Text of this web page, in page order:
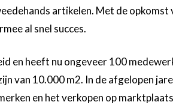
artikelen. Met de opkomst
al snel succes.
en heeft nu ongeveer 100
van 10.000 m2. In de afgelopen
en het verkopen op